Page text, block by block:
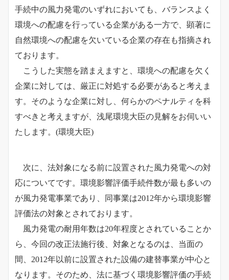
手続中の風力発電のいずれにおいても、バランスよく
環境への配慮を行っている企業がある一方で、顕著に
自然環境への配慮を欠いている企業の存在も指摘され
ております。
こうした実態を踏まえますと、 環境への配慮を欠く
企業に対しては、厳正に対処する必要があると考えま
す。そのような企業に対し、何らかのペナルティを科
すべきと考えますが、浅尾環境大臣の見解をお伺いい
たします。 (環境大臣)
次に、法対象になる前に設置された風力発電への対
応についてです。環境影響評価手続件数が最も多いの
が風力発電事業であり、同事業は2012年から環境影響
評価法の対象とされております。
風力発電の耐用年数は20年程度とされていることか
ら、今回の改正法施行後、対象となるのは、当面の
間、2012年以前に設置された設備の建替事業が中心と
なります。そのため、法に基づく環境影響評価の手続